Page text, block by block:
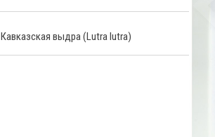
Кавказская выдра(Lutra lutra)